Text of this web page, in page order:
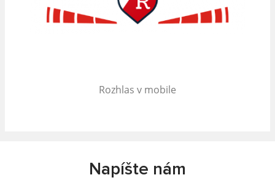
Rozhlas v mobile
Napíšte nám